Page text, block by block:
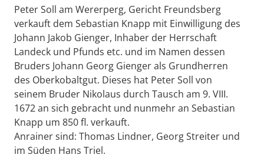
Peter Soll am Wererperg, Gericht Freundsberg
verkauft dem Sebastian Knapp mit Einwilligung des
Johann Jakob Gienger, Inhaber der Herrschaft
Landeck und Pfunds etc. und im Namen dessen
Bruders Johann Georg Gienger als Grundherren
des Oberkobaltgut. Dieses hat Peter Soll von
seinem Bruder Nikolaus durch Tausch am 9. VIII.
1672 an sich gebracht und nunmehr an Sebastian
Knapp um 850 fl. verkauft.
Anrainer sind: Thomas Lindner, Georg Streiter und
im Süden Hans Triel.